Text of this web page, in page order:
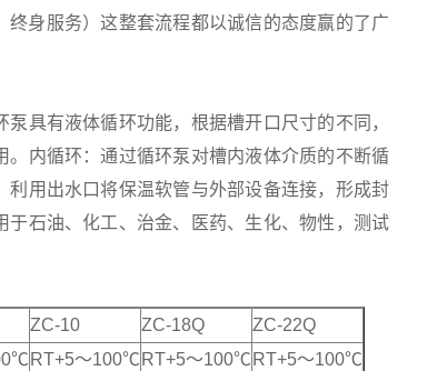
服务）这整套流程都以诚信的态度赢的了广
具有液体循环功能，根据槽开口尺寸的不同，
内循环：通过循环泵对槽内液体介质的不断循
用出水口将保温软管与外部设备连接，形成封
石油、化工、治金、医药、生化、物性，测试
ZC-10 ZC-18Q
ZC-22Q
RT+5～100℃ RT+5～100℃ RT+5～100℃